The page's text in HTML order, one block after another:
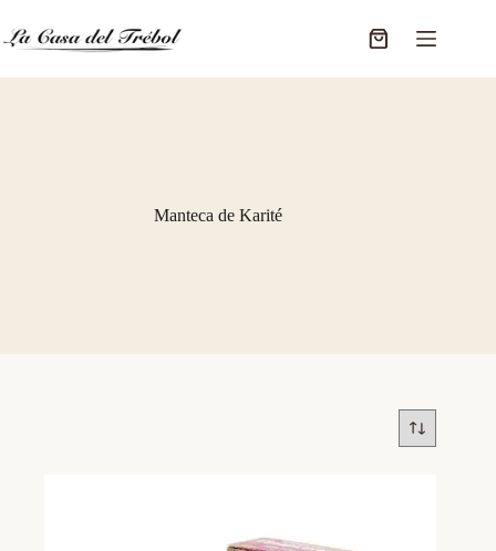
contenido
Carro
Manteca de Karité